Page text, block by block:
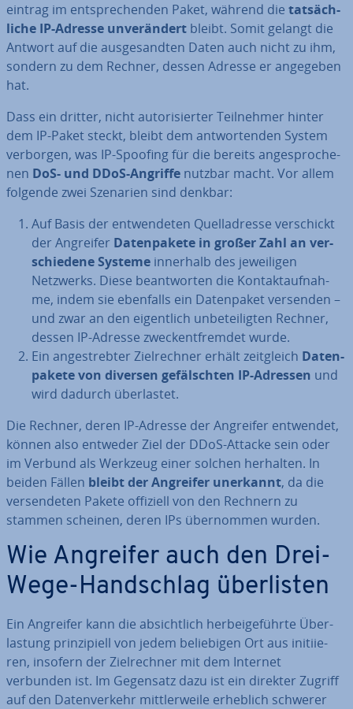
ein­trag im ent­spre­chen­den Paket, während die tat­säch­
li­che IP-Adresse un­ver­än­dert bleibt. Somit gelangt die
Antwort auf die aus­ge­sand­ten Daten auch nicht zu ihm,
sondern zu dem Rechner, dessen Adresse er angegeben
hat.
Dass ein dritter, nicht au­to­ri­sier­ter Teil­neh­mer hinter
dem IP-Paket steckt, bleibt dem ant­wor­ten­den System
verborgen, was IP-Spoofing für die bereits an­ge­spro­che­
nen DoS- und DDoS-Angriffe nutzbar macht. Vor allem
folgende zwei Szenarien sind denkbar:
Auf Basis der ent­wen­de­ten Quell­adres­se ver­schickt
der Angreifer Da­ten­pa­ke­te in großer Zahl an ver­
schie­de­ne Systeme innerhalb des je­wei­li­gen
Netzwerks. Diese be­ant­wor­ten die Kon­takt­auf­nah­
me, indem sie ebenfalls ein Da­ten­pa­ket versenden –
und zwar an den ei­gent­lich un­be­tei­lig­ten Rechner,
dessen IP-Adresse zweck­ent­frem­det wurde.
Ein an­ge­streb­ter Ziel­rech­ner erhält zeit­gleich Da­ten­
pa­ke­tevon diversen ge­fälsch­ten IP-Adressen und
wird dadurch über­las­tet.
Die Rechner, deren IP-Adresse der Angreifer entwendet,
können also entweder Ziel der DDoS-Attacke sein oder
im Verbund als Werkzeug einer solchen herhalten. In
beiden Fällen bleibt der Angreifer unerkannt, da die
ver­sen­de­ten Pakete offiziell von den Rechnern zu
stammen scheinen, deren IPs über­nom­men wurden.
Wie Angreifer auch den Drei-
Wege-Hand­schlag über­lis­ten
Ein Angreifer kann die ab­sicht­lich her­bei­ge­führ­te Über­
las­tung prin­zi­pi­ell von jedem be­lie­bi­gen Ort aus in­iti­ie­
ren, insofern der Ziel­rech­ner mit dem Internet
verbunden ist. Im Gegensatz dazu ist ein direkter Zugriff
auf den Da­ten­ver­kehr mitt­ler­wei­le erheblich schwerer